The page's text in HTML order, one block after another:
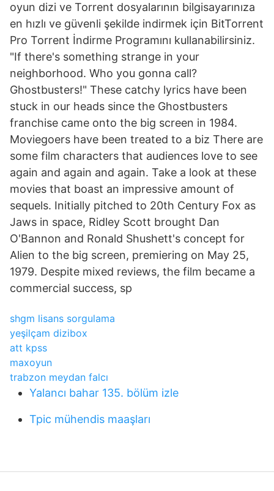
oyun dizi ve Torrent dosyalarının bilgisayarınıza
en hızlı ve güvenli şekilde indirmek için BitTorrent
Pro Torrent İndirme Programını kullanabilirsiniz.
"If there's something strange in your
neighborhood. Who you gonna call?
Ghostbusters!" These catchy lyrics have been
stuck in our heads since the Ghostbusters
franchise came onto the big screen in 1984.
Moviegoers have been treated to a biz There are
some film characters that audiences love to see
again and again and again. Take a look at these
movies that boast an impressive amount of
sequels. Initially pitched to 20th Century Fox as
Jaws in space, Ridley Scott brought Dan
O'Bannon and Ronald Shushett's concept for
Alien to the big screen, premiering on May 25,
1979. Despite mixed reviews, the film became a
commercial success, sp
shgm lisans sorgulama
yeşilçam dizibox
att kpss
maxoyun
trabzon meydan falcı
Yalancı bahar 135. bölüm izle
Tpic mühendis maaşları